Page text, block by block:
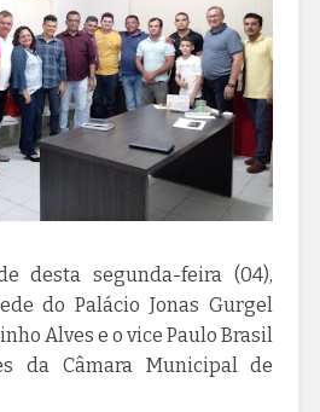
desta segunda-feira (04),
do Palácio Jonas Gurgel
Alves e o vice Paulo Brasil
da Câmara Municipal de